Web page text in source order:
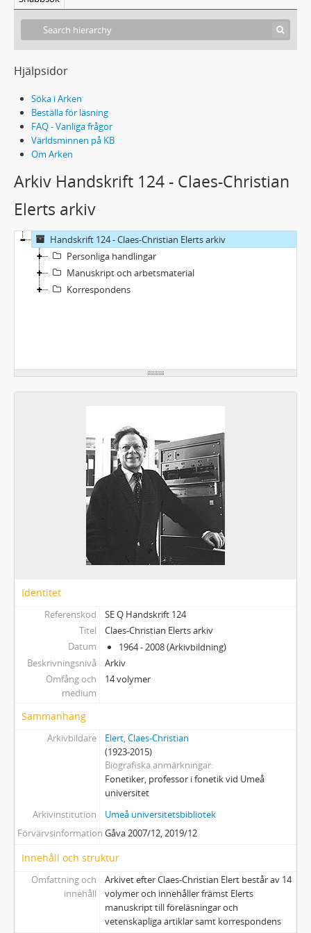
Hjälpsidor
Söka i Arken
Beställa för läsning
FAQ - Vanliga frågor
Världsminnen på KB
Om Arken
Arkiv Handskrift 124 - Claes-Christian
Elerts arkiv
Handskrift 124 - Claes-Christian Elerts arkiv
Personliga handlingar
Manuskript och arbetsmaterial
Korrespondens
Identitet
Referenskod
SE Q Handskrift 124
Titel
Claes-Christian Elerts arkiv
Datum
1964 - 2008 (Arkivbildning)
Beskrivningsnivå
Arkiv
Omfång och
medium
14 volymer
Sammanhang
Arkivbildare
Elert, Claes-Christian
(1923-2015)
Biografiska anmärkningar
Fonetiker, professor i fonetik vid Umeå
universitet
Arkivinstitution
Umeå universitetsbibliotek
Förvärvsinformation Gåva 2007/12, 2019/12
Innehåll och struktur
Omfattning och
innehåll
Arkivet efter Claes-Christian Elert består av 14
volymer och innehåller främst Elerts
manuskript till föreläsningar och
vetenskapliga artiklar samt korrespondens